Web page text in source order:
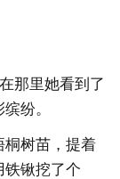
那里她看到了
纷。
桐树苗，提着
铁锹挖了个